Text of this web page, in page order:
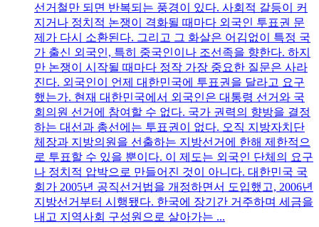
선거철만 되면 반복되는 풍경이 있다. 사회적 갈등이 커
지거나 정치적 논쟁이 격화될 때마다 외국인 투표권 문
제가 다시 소환된다. 그리고 그 화살은 어김없이 특정 국
가 출신 외국인, 특히 중국인이나 조선족을 향한다. 하지
만 논쟁이 시작될 때마다 정작 가장 중요한 질문은 사라
진다. 외국인이 언제 대한민국에 투표권을 달라고 요구
했는가. 현재 대한민국에서 외국인은 대통령 선거와 국
회의원 선거에 참여할 수 없다. 국가 권력의 향방을 결정
하는 대선과 총선에는 투표권이 없다. 오직 지방자치단
체장과 지방의원을 선출하는 지방선거에 한해 제한적으
로 투표할 수 있을 뿐이다. 이 제도는 외국인 단체의 요구
나 정치적 압박으로 만들어진 것이 아니다. 대한민국 국
회가 2005년 공직선거법을 개정하면서 도입했고, 2006년
지방선거부터 시행됐다. 한국에 장기간 거주하며 세금을
내고 지역사회 구성원으로 살아가는 ...